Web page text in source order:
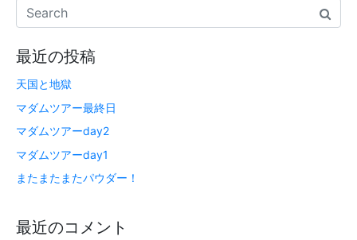
最近の投稿
天国と地獄
マダムツアー最終日
マダムツアーday2
マダムツアーday1
またまたまたパウダー！
最近のコメント